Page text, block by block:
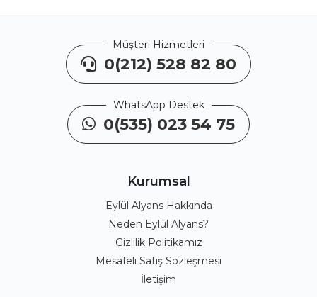
Müşteri Hizmetleri
0(212) 528 82 80
WhatsApp Destek
0(535) 023 54 75
Kurumsal
Eylül Alyans Hakkında
Neden Eylül Alyans?
Gizlilik Politikamız
Mesafeli Satış Sözleşmesi
İletişim